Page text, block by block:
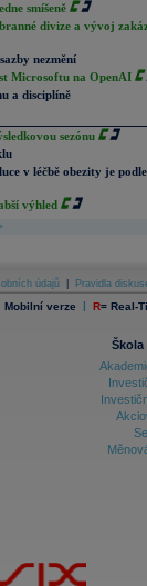
smíšeně
divize a vývoj
nezmění
Microsoftu na OpenAI
a disciplíně
sezónu
v léčbě obezity je
výhled
údajů Pravidla
Mobilní verze | R= Real-
Škola